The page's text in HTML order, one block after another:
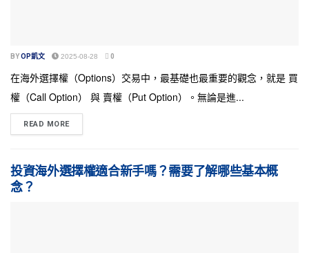
BYOP凱文 2025-08-28 0
在海外選擇權（Options）交易中，最基礎也最重要的觀念，就是 買
權（Call Option） 與 賣權（Put Option）。無論是進...
READ MORE
投資海外選擇權適合新手嗎？需要了解哪些基本概
念？